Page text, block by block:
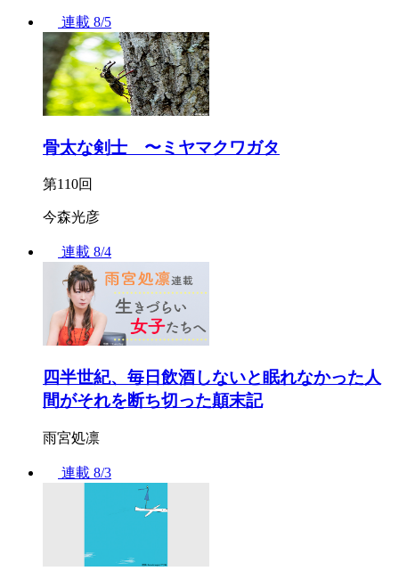
連載 8/5
骨太な剣士 〜ミヤマクワガタ
第110回
今森光彦
連載 8/4
四半世紀、毎日飲酒しないと眠れなかった人
間がそれを断ち切った顛末記
雨宮処凛
連載 8/3